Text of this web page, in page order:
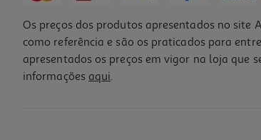
Os preços dos produtos apresentados no site
como referência e são os praticados para
apresentados os preços em vigor na loja que
informações aqui.